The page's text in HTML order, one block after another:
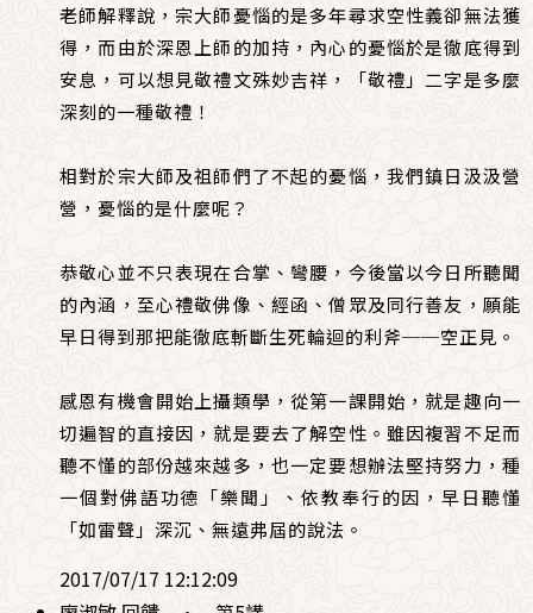
老師解釋說，宗大師憂惱的是多年尋求空性義卻無法獲
得，而由於深恩上師的加持，內心的憂惱於是徹底得到
安息，可以想見敬禮文殊妙吉祥，「敬禮」二字是多麼
深刻的一種敬禮！
相對於宗大師及祖師們了不起的憂惱，我們鎮日汲汲營
營，憂惱的是什麼呢？
恭敬心並不只表現在合掌、彎腰，今後當以今日所聽聞
的內涵，至心禮敬佛像、經函、僧眾及同行善友，願能
早日得到那把能徹底斬斷生死輪迴的利斧──空正見。
感恩有機會開始上攝類學，從第一課開始，就是趣向一
切遍智的直接因，就是要去了解空性。雖因複習不足而
聽不懂的部份越來越多，也一定要想辦法堅持努力，種
一個對佛語功德「樂聞」、依教奉行的因，早日聽懂
「如雷聲」深沉、無遠弗屆的說法。
2017/07/17 12:12:09